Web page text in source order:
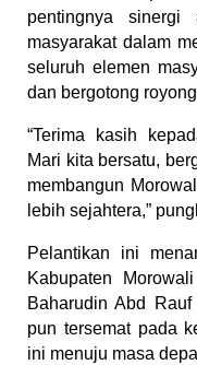
pentingnya sinergi
masyarakat dalam
seluruh elemen
dan bergotong
“Terima kasih
Mari kita bersatu,
membangun
lebih sejahtera,”
Pelantikan ini
Kabupaten
Baharudin Abd
pun tersemat pada
ini menuju masa